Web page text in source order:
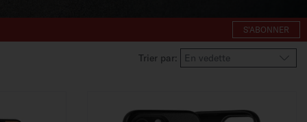
S'ABONNER
Trier par: